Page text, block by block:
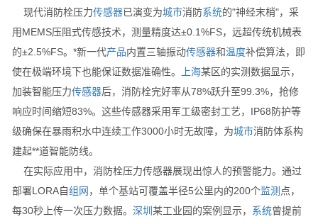
现代消防栓压力传感器已演变为城市消防系统的"神经末梢"，采
用MEMS压阻式传感技术，测量精度达±0.1%FS，远超传统机械表
的±2.5%FS。*新一代产品内置三轴振动传感器和温度补偿算法，即
使在极端环境下也能保证数据准确性。
上海某区的实测数据显示，
加装智能压力传感器后，消防栓完好率从78%跃升至99.3%，抢修
响应时间缩短83%。这些传感器采用军工级密封工艺，IP68防护等
级确保在暴雨积水中连续工作3000小时无故障，为城市消防体系构
建起**道智能防线。
在实际应用中，消防栓压力传感器展现出惊人的预警能力。通过
部署LORA自组网 ，单个基站可覆盖半径5公里内的200个监测 点，
每30秒上传一次压力数据。 深圳 某工业园的案例显示， 系统曾提前